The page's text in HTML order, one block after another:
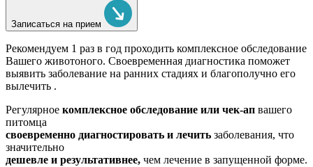
Записаться на прием
Рекомендуем 1 раз в год проходить комплексное обследование
Вашего животоного. Своевременная диагностика поможет
выявить заболевание на ранних стадиях и благополучно его
вылечить .
Регулярное комплексное обследование или чек-ап вашего
питомца
своевременно диагностировать и лечить заболевания, что
значительно
дешевле и результативнее, чем лечение в запущенной форме.